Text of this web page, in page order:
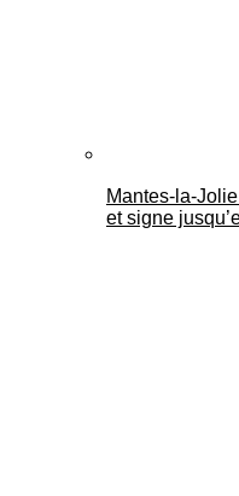
Mantes-la-
et signe